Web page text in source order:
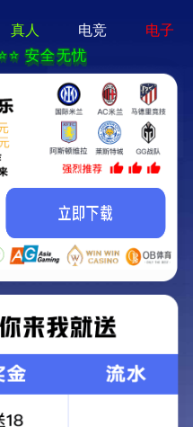
SS200
リッドアタッチ実装システ